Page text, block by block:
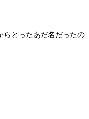
らとったあだ名だったの